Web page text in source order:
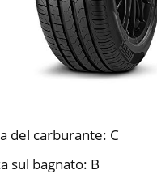
del carburante: C
sul bagnato: B